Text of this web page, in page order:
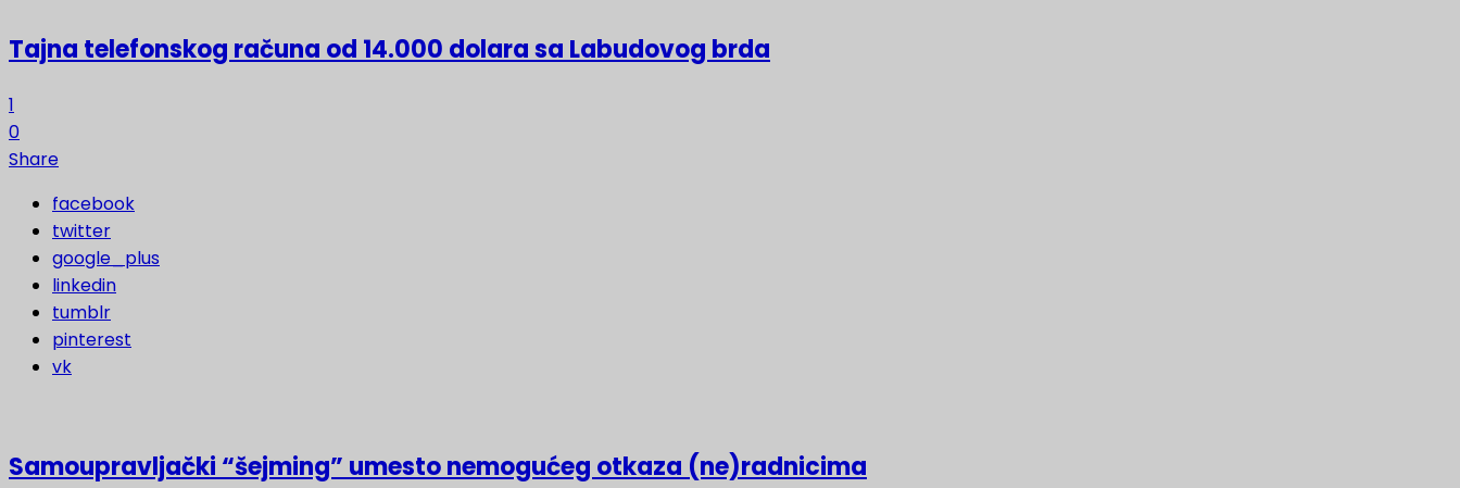
Tajna telefonskog računa od 14.000 dolara sa Labudovog brda
1
0
Share
facebook
twitter
google_plus
linkedin
tumblr
pinterest
vk
Samoupravljački “šejming” umesto nemogućeg otkaza (ne)radnicima